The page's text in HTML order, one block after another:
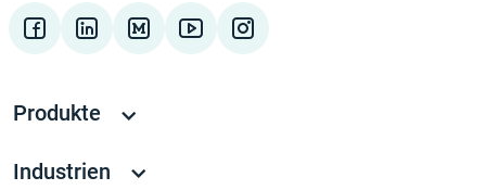
Produkte
Industrien